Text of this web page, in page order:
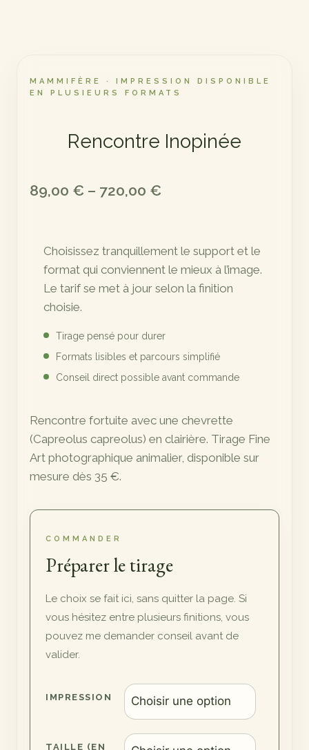
MAMMIFÈRE · IMPRESSION DISPONIBLE
EN PLUSIEURS FORMATS
Rencontre Inopinée
89,00 € – 720,00 €
Plage
89,00 €
720,00 €
Choisissez tranquillement le support et le
format qui conviennent le mieux à l’image.
Le tarif se met à jour selon la finition
choisie.
Tirage pensé pour durer
Formats lisibles et parcours simplifié
Conseil direct possible avant commande
Rencontre fortuite avec une chevrette
(Capreolus capreolus) en clairière. Tirage Fine
Art photographique animalier, disponible sur
mesure dès 35 €.
COMMANDER
Préparer le tirage
Le choix se fait ici, sans quitter la page. Si
vous hésitez entre plusieurs finitions, vous
pouvez me demander conseil avant de
valider.
IMPRESSION
TAILLE (EN